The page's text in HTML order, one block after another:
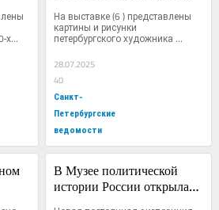
выставка «Сны
о мамонтах»
На выставке (6 ) представлены
картины и рисунки
петербургского художника
Андрея...
28.07.2025
40
Санкт-
Петербургские
ведомости
В Музее политической
истории России открылась